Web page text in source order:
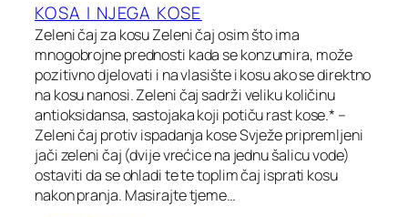
KOSA I NJEGA KOSE
Zeleni čaj za kosu Zeleni čaj osim što ima
mnogobrojne prednosti kada se konzumira, može
pozitivno djelovati i na vlasište i kosu ako se direktno
na kosu nanosi. Zeleni čaj sadrži veliku količinu
antioksidansa, sastojaka koji potiču rast kose.* –
Zeleni čaj protiv ispadanja kose Svježe pripremljeni
jači zeleni čaj (dvije vrećice na jednu šalicu vode)
ostaviti da se ohladi te te toplim čaj isprati kosu
nakon pranja. Masirajte tjeme…